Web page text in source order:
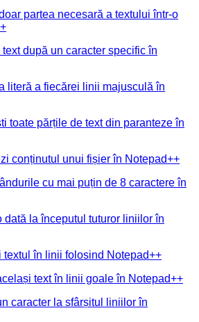
partea necesară a textului într-o
după un caracter specific în
literă a fiecărei linii majusculă în
toate părțile de text din paranteze în
conținutul unui fișier în Notepad++
cu mai puțin de 8 caractere în
dată la începutul tuturor liniilor în
textul în linii folosind Notepad++
text în linii goale în Notepad++
caracter la sfârșitul liniilor în